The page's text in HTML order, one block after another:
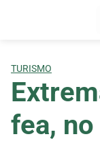
TURISMO
fea,